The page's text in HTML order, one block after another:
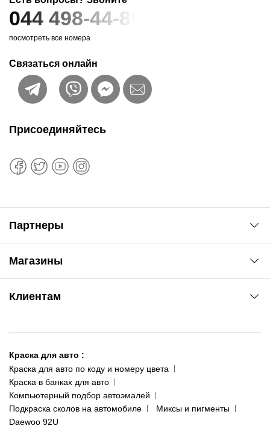
044 498-44-89
посмотреть все номера
Связаться онлайн
Магазины
ул. Рабочая, 2-а
093 611-39-23
(ориентир: Интайм №40)
Одесса
пр-т Акад. Глушко, 29
Клиентам
Доставка и оплата
Сотрудничество
Наши публикации
Публичная оферта
Политика конфиденциальности
Присоединяйтесь
Партнеры
Краска для авто :
Краска для авто по коду и номеру цвета
Краска в банках для авто
Компьютерный подбор автоэмалей
Подкраска сколов на автомобиле
Миксы и пигменты
Daewoo 92U